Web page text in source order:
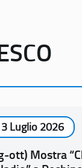
Luglio 2026
ott) Mostra